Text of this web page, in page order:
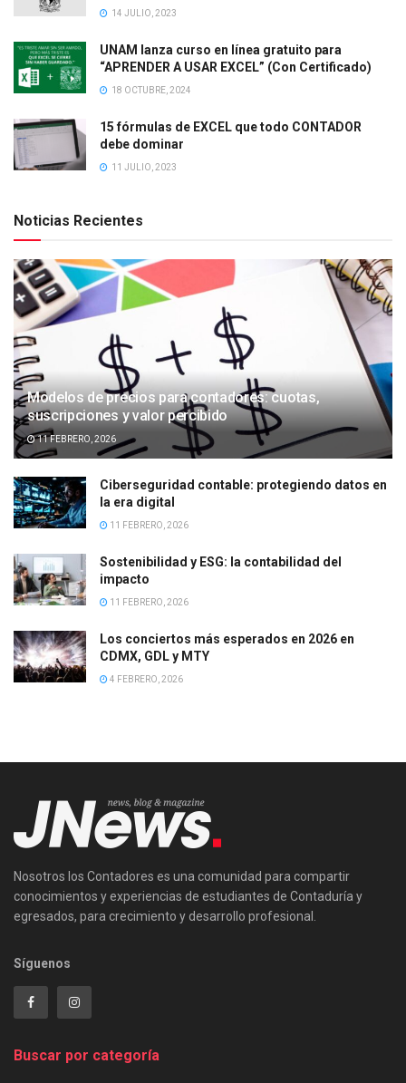
14 JULIO, 2023
UNAM lanza curso en línea gratuito para
“APRENDER A USAR EXCEL” (Con Certificado)
18 OCTUBRE, 2024
15 fórmulas de EXCEL que todo CONTADOR
debe dominar
11 JULIO, 2023
Noticias Recientes
Modelos de precios para contadores: cuotas,
suscripciones y valor percibido
11 FEBRERO, 2026
Ciberseguridad contable: protegiendo datos en
la era digital
11 FEBRERO, 2026
Sostenibilidad y ESG: la contabilidad del
impacto
11 FEBRERO, 2026
Los conciertos más esperados en 2026 en
CDMX, GDL y MTY
4 FEBRERO, 2026
Nosotros los Contadores es una comunidad para compartir
conocimientos y experiencias de estudiantes de Contaduría y
egresados, para crecimiento y desarrollo profesional.
Síguenos
Buscar por categoría